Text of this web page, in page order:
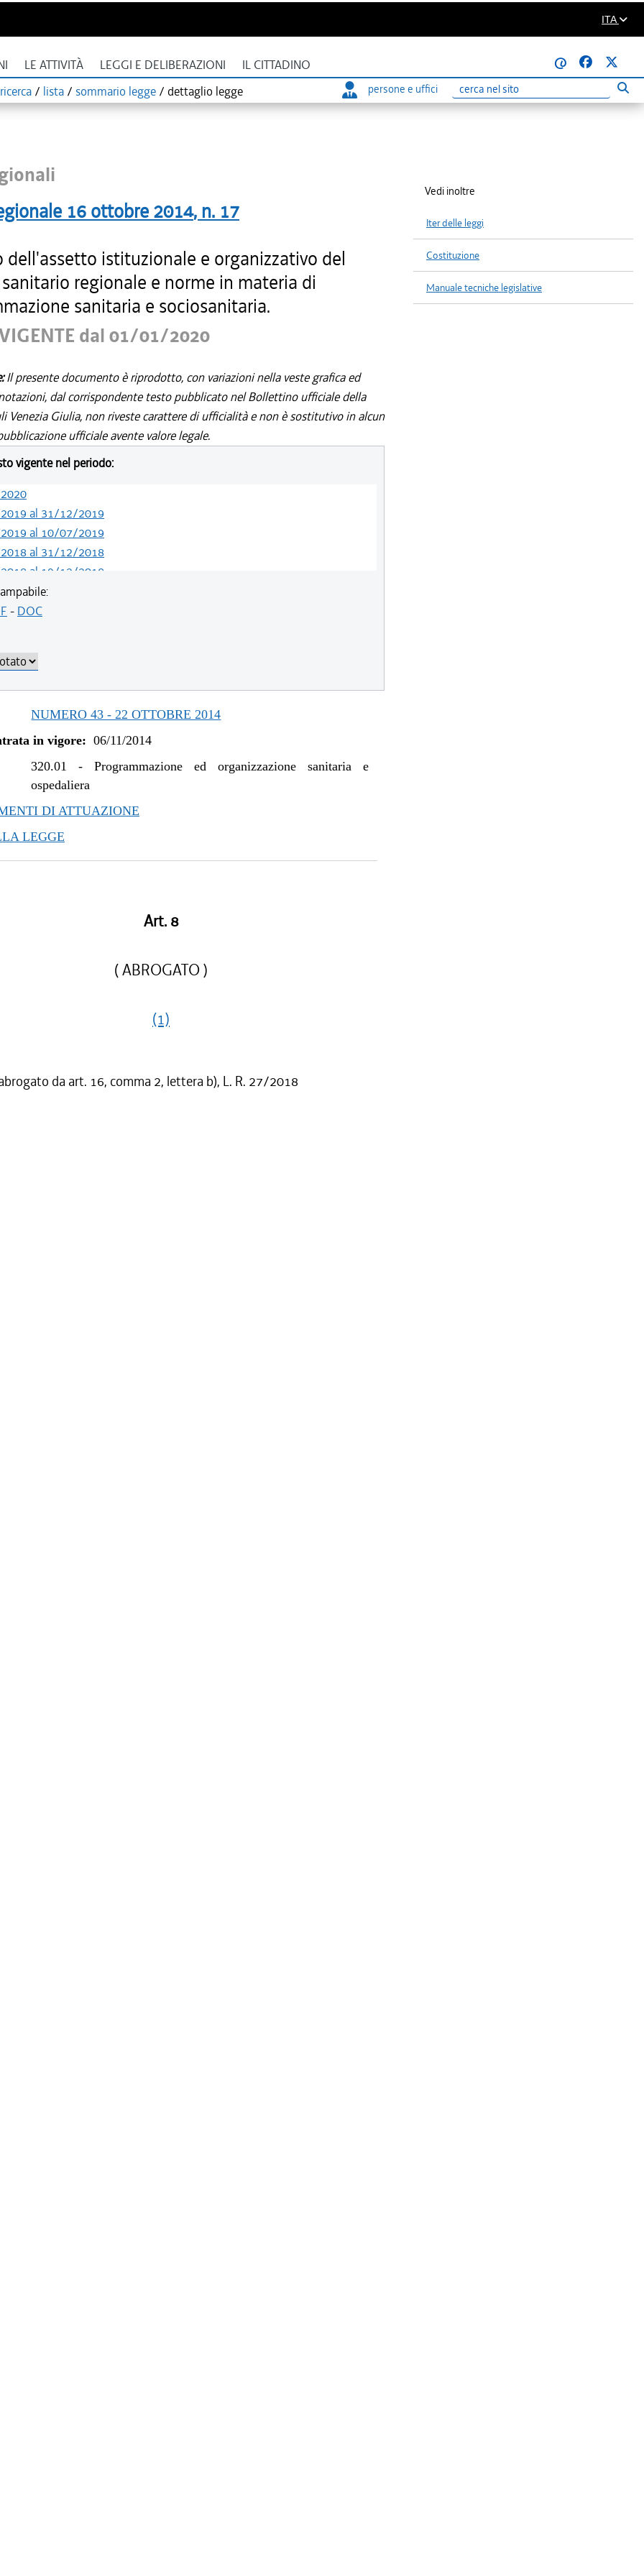
ITA
LE ATTIVITÀ LEGGI E DELIBERAZIONI IL CITTADINO
@
ricerca / lista / sommario legge / dettaglio legge persone e uffici
Ricerca
16 ottobre 2014, n. 17
dell'assetto istituzionale e organizzativo del
regionale e norme in materia di
sanitaria e sociosanitaria.
dal 01/01/2020
Il presente documento è riprodotto, con variazioni nella veste grafica ed
dal corrispondente testo pubblicato nel Bollettino ufficiale della
Venezia Giulia, non riveste carattere di ufficialità e non è sostitutivo in alcun
ufficiale avente valore legale.
vigente nel periodo:
al 31/12/2019
al 10/07/2019
al 31/12/2018
al 19/12/2018
al 07/11/2018
al 28/03/2018
al 04/01/2018
al 09/08/2017
al 12/08/2016
al 12/01/2016
al 06/01/2015
al 31/12/2014
- DOC
NUMERO 43 - 22 OTTOBRE 2014
in vigore: 06/11/2014
320.01 -Programmazione ed organizzazione sanitaria e
ospedaliera
DI ATTUAZIONE
LEGGE
Art. 8
( ABROGATO )
(1)
da art. 16, comma 2, lettera b), L. R. 27/2018
Vedi inoltre
Iter delle leggi
Costituzione
Manuale tecniche legislative